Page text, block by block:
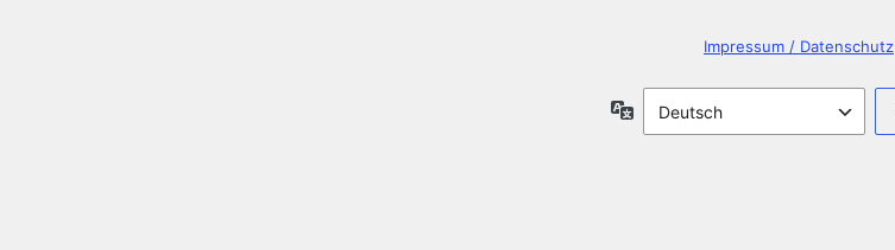
Impressum / Datenschutz
Sprache